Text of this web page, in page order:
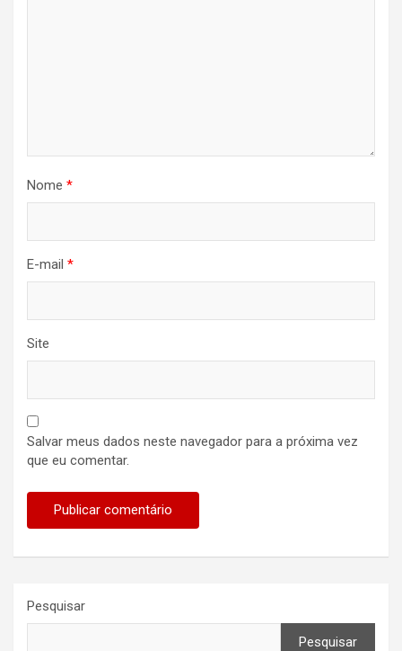
Nome *
E-mail *
Site
Salvar meus dados neste navegador para a próxima vez
que eu comentar.
Pesquisar
Pesquisar